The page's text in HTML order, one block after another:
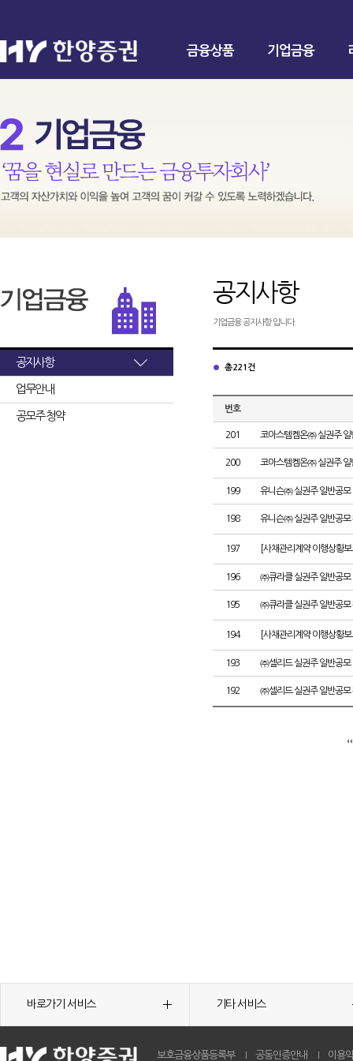
금융상품 기업금융
공지사항
업무안내
공모주 청약
공지사항
기업금융 공지사항 입니다.
총 221건
번호
201 코아스템켐온㈜ 실권주 일
200 코아스템켐온㈜ 실권주 일
199 유니슨㈜ 실권주 일반공모
198 유니슨㈜ 실권주 일반공모
197 [사채관리계약 이행상황
196 ㈜큐라클 실권주 일반공모
195 ㈜큐라클 실권주 일반공모
194 [사채관리계약 이행상황
193 ㈜셀리드 실권주 일반공모
192 ㈜셀리드 실권주 일반공모
바로가기 서비스 기타 서비스
보호금융상품등록부 공동인증안내 이용